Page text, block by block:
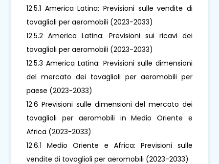
12.5.1 America Latina: Previsioni sulle vendite di
tovaglioli per aeromobili (2023-2033)
12.5.2 America Latina: Previsioni sui ricavi dei
tovaglioli per aeromobili (2023-2033)
12.5.3 America Latina: Previsioni sulle dimensioni
del mercato dei tovaglioli per aeromobili per
paese (2023-2033)
12.6 Previsioni sulle dimensioni del mercato dei
tovaglioli per aeromobili in Medio Oriente e
Africa (2023-2033)
12.6.1 Medio Oriente e Africa: Previsioni sulle
vendite di tovaglioli per aeromobili (2023-2033)